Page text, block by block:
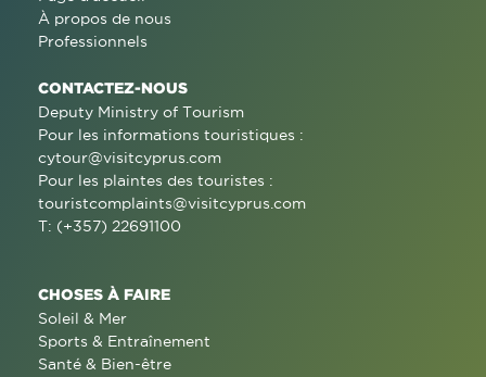
À propos de nous
Professionnels
CONTACTEZ-NOUS
Deputy Ministry of Tourism
Pour les informations touristiques :
cytour@visitcyprus.com
Pour les plaintes des touristes :
touristcomplaints@visitcyprus.com
T: (+357) 22691100
CHOSES À FAIRE
Soleil & Mer
Sports & Entraînement
Santé & Bien-être